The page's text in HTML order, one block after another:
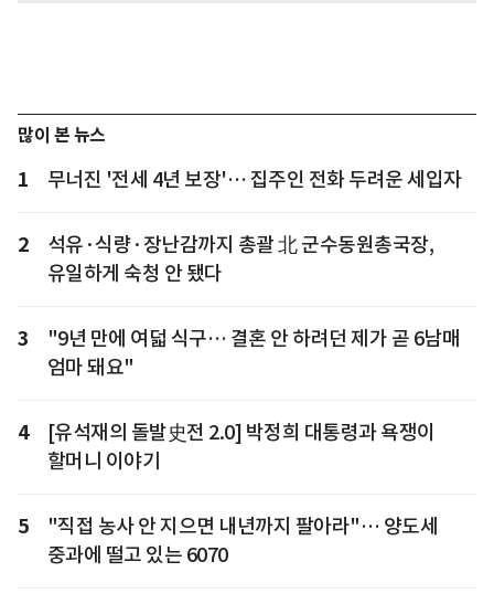
많이 본 뉴스
1 무너진 '전세 4년 보장'… 집주인 전화 두려운 세입자
2
석유·식량·장난감까지 총괄 北 군수동원총국장,
유일하게 숙청 안 됐다
3
"9년 만에 여덟 식구… 결혼 안 하려던 제가 곧 6남매
엄마 돼요"
4
[유석재의 돌발史전 2.0] 박정희 대통령과 욕쟁이
할머니 이야기
5
"직접 농사 안 지으면 내년까지 팔아라"… 양도세
중과에 떨고 있는 6070